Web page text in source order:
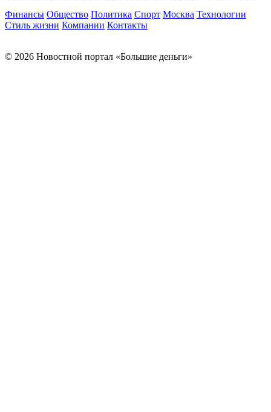
Финансы Общество Политика Спорт Москва Технологии
Стиль жизни Компании Контакты
© 2026 Новостной портал «Большие деньги»